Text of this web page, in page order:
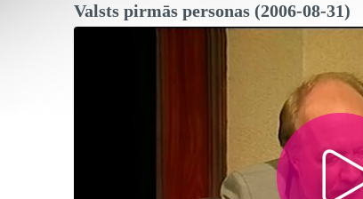
Valsts pirmās personas (2006-08-31)